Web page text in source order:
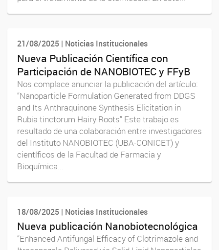
21/08/2025 | Noticias Institucionales
Nueva Publicación Científica con
Participación de NANOBIOTEC y FFyB
Nos complace anunciar la publicación del artículo:
“Nanoparticle Formulation Generated from DDGS
and Its Anthraquinone Synthesis Elicitation in
Rubia tinctorum Hairy Roots” Este trabajo es
resultado de una colaboración entre investigadores
del Instituto NANOBIOTEC (UBA-CONICET) y
científicos de la Facultad de Farmacia y
Bioquímica...
18/08/2025 | Noticias Institucionales
Nueva publicación Nanobiotecnológica
“Enhanced Antifungal Efficacy of Clotrimazole and